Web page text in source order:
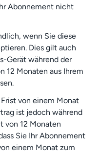
Abonnement nicht
wenn Sie diese
Dies gilt auch
Gerät während der
12 Monaten aus Ihrem
von einem Monat
ist jedoch während
von 12 Monaten
Sie Ihr Abonnement
einem Monat zum